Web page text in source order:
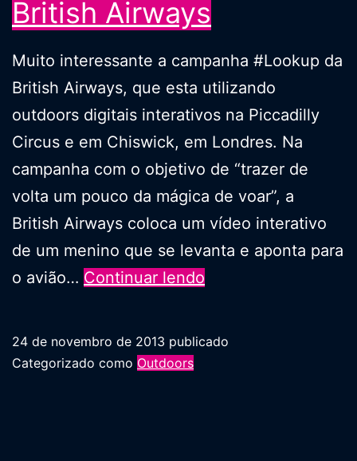
British Airways
Muito interessante a campanha #Lookup da
British Airways, que esta utilizando
outdoors digitais interativos na Piccadilly
Circus e em Chiswick, em Londres. Na
campanha com o objetivo de “trazer de
volta um pouco da mágica de voar”, a
British Airways coloca um vídeo interativo
de um menino que se levanta e aponta para
o avião… Continuar lendo
24 de novembro de 2013 publicado
Categorizado como Outdoors